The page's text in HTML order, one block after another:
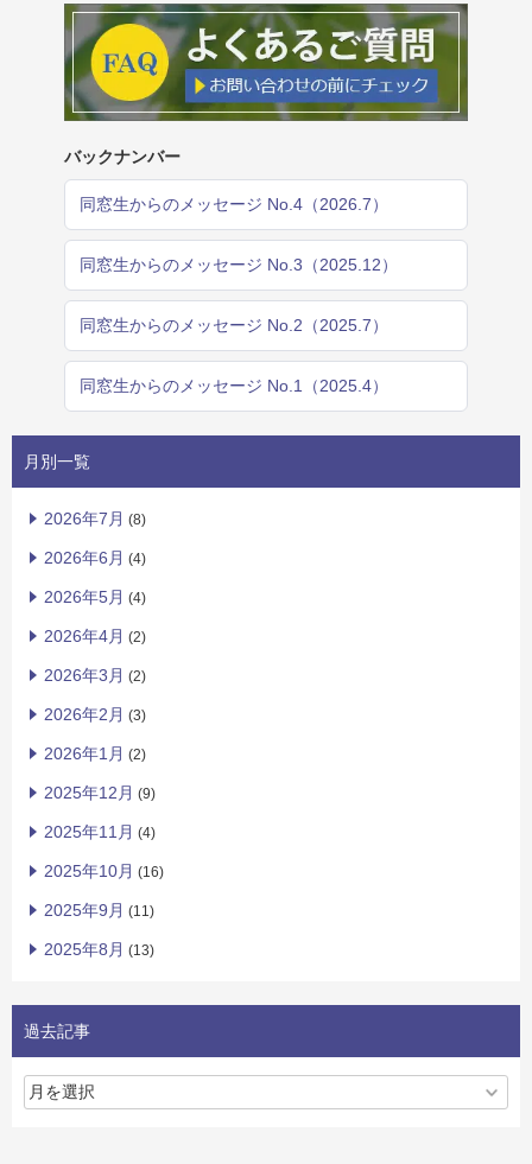
バックナンバー
同窓生からのメッセージ No.4（2026.7）
同窓生からのメッセージ No.3（2025.12）
同窓生からのメッセージ No.2（2025.7）
同窓生からのメッセージ No.1（2025.4）
月別一覧
2026年7月 (8)
2026年6月 (4)
2026年5月 (4)
2026年4月 (2)
2026年3月 (2)
2026年2月 (3)
2026年1月 (2)
2025年12月 (9)
2025年11月 (4)
2025年10月 (16)
2025年9月 (11)
2025年8月 (13)
過去記事